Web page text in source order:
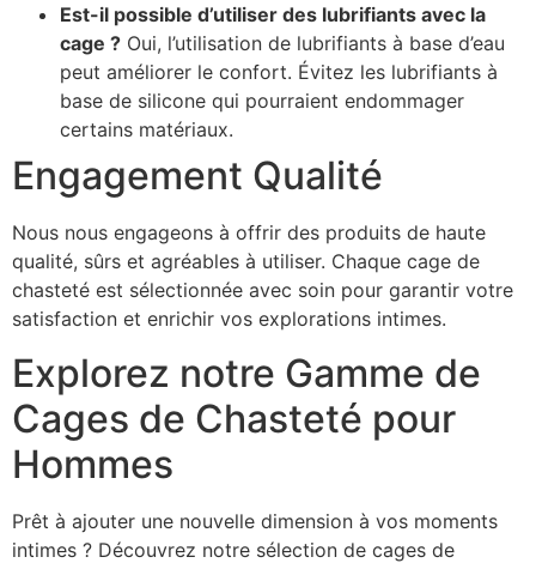
Est-il possible d’utiliser des lubrifiants avec la
cage ? Oui, l’utilisation de lubrifiants à base d’eau
peut améliorer le confort. Évitez les lubrifiants à
base de silicone qui pourraient endommager
certains matériaux.
Engagement Qualité
Nous nous engageons à offrir des produits de haute
qualité, sûrs et agréables à utiliser. Chaque cage de
chasteté est sélectionnée avec soin pour garantir votre
satisfaction et enrichir vos explorations intimes.
Explorez notre Gamme de
Cages de Chasteté pour
Hommes
Prêt à ajouter une nouvelle dimension à vos moments
intimes ? Découvrez notre sélection de cages de